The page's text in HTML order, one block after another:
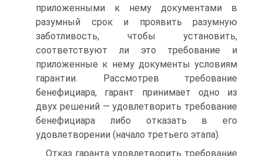
приложенными к нему документами в
разумный срок и проявить разумную
заботливость, чтобы установить,
соответствуют ли это требова­ние и
приложенные к нему документы условиям
гарантии. Рассмотрев требование
бенефициара, гарант принимает одно из
двух решений — удовлетворить требование
бенефициара либо отказать в его
удовлетворении (начало третьего этапа).
Отказ гаранта удовлетворить требование